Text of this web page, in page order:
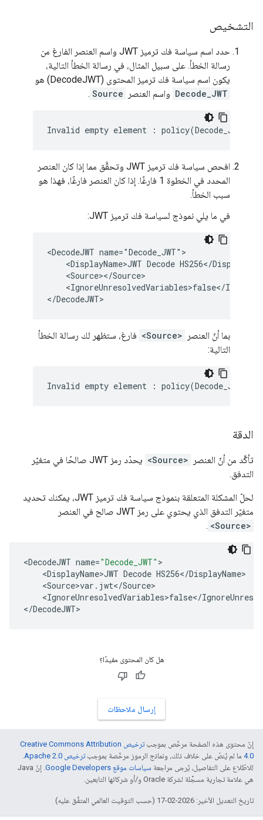
التشخيص
حدد اسم سياسة فك ترميز JWT واسم العنصر الفارغ من
رسالة الخطأ. على سبيل المثال، في رسالة الخطأ التالية،
يكون اسم سياسة فك ترميز المحتوى (DecodeJWT) هو
Decode_JWT واسم العنصر Source
.
Invalid empty element : policy(Decode_JWT)
افحص سياسة فك ترميز JWT وتحقَّق مما إذا كان العنصر
المحدد في الخطوة 1 فارغًا. إذا كان العنصر فارغًا، فهذا هو
سبب الخطأ.
في ما يلي نموذج لسياسة فك ترميز JWT:
<DecodeJWT name="Decode_JWT">
<DisplayName>JWT Decode HS256</
    <Source></Source>
<IgnoreUnresolvedVariables>false</
بما أنّ العنصر <Source> فارغ، ستظهر لك رسالة الخطأ
التالية:
الدقة
تأكَّد من أنّ العنصر <Source>
يحدّد رمز JWT صالحًا في متغيّر
التدفق.
لحلّ المشكلة المتعلقة بنموذج سياسة فك ترميز JWT، يمكنك تحديد
متغيّر التدفق الذي يحتوي على رمز JWT صالح في العنصر
<Source>
.
<DecodeJWT name="Decode_JWT"
<DisplayName>JWT Decode HS256</DisplayName
<Source>var . jwt</Source
<IgnoreUnresolvedVariables>false</
</DecodeJWT
هل كان المحتوى مفيدًا؟
إرسال ملاحظات
إنّ محتوى هذه الصفحة مرخّص بموجب
ترخيص Creative Commons Attribution
4.0‏ ما لم يُنصّ على خلاف ذلك، ونماذج الرموز مرخّصة بموجبترخيص Apache 2.0‏
للاطّلاع على التفاصيل، يُرجى مراجعة سياسات موقع Google Developers‏
. إنّ Java
هي علامة تجارية مسجَّلة لشركة Oracle و/أو شركائها التابعين.
تاريخ التعديل الأخير: 2026-02-17 (حسب التوقيت العالمي المتفَّق عليه)